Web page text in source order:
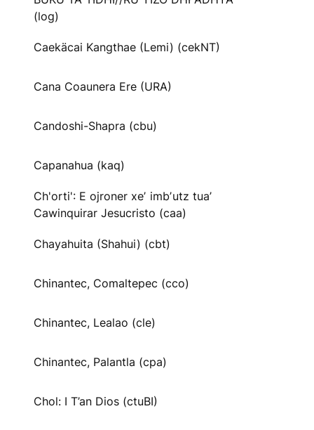
(log)
Caekäcai Kangthae (Lemi) (cekNT)
Cana Coaunera Ere (URA)
Candoshi-Shapra (cbu)
Capanahua (kaq)
Ch'orti': E ojroner xeʼ imbʼutz tuaʼ
Cawinquirar Jesucristo (caa)
Chayahuita (Shahui) (cbt)
Chinantec, Comaltepec (cco)
Chinantec, Lealao (cle)
Chinantec, Palantla (cpa)
Chol: I T’an Dios (ctuBI)